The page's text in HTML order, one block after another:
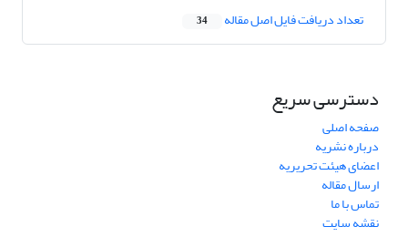
تعداد دریافت فایل اصل مقاله 34
دسترسی سریع
صفحه اصلی
درباره نشریه
اعضای هیئت تحریریه
ارسال مقاله
تماس با ما
نقشه سایت